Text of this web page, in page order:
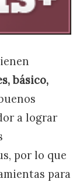
básico,
a lograr
por lo que
para